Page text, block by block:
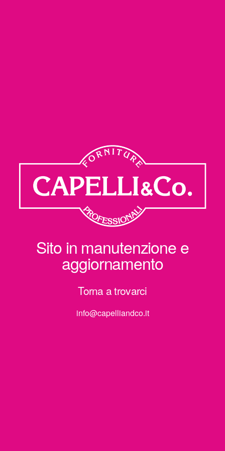
Sito in manutenzione e
aggiornamento
Torna a trovarci
info@capelliandco.it